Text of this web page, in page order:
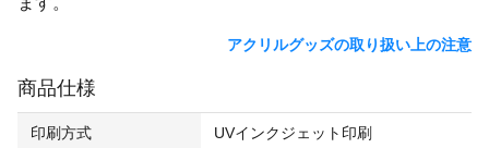
アクリルグッズの取り扱い上の注意
商品仕様
印刷方式 UVインクジェット印刷